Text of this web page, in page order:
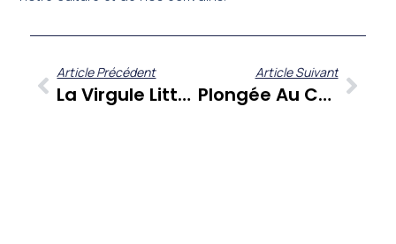
Article Précédent
La Virgule Littéraire Tous Créoles : Un Salon Pour Les Voix Antillaises
Article Suivant
Plongée Au Cœur Du Salon Littéraire Tous Créoles À L’Habitation Clément : La Richesse Des Lettres Martiniquaises Révélée